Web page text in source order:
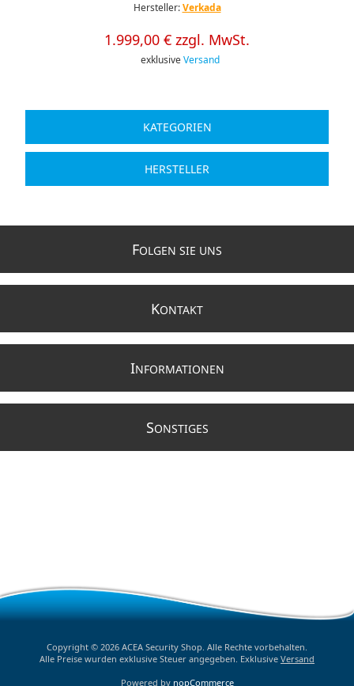
Hersteller: Verkada
1.999,00 € zzgl. MwSt.
exklusiveVersand
KATEGORIEN
HERSTELLER
FOLGEN SIE UNS
KONTAKT
INFORMATIONEN
SONSTIGES
Copyright © 2026 ACEA Security Shop. Alle Rechte vorbehalten.
Alle Preise wurden exklusive Steuer angegeben. Exklusive Versand
Powered by nopCommerce